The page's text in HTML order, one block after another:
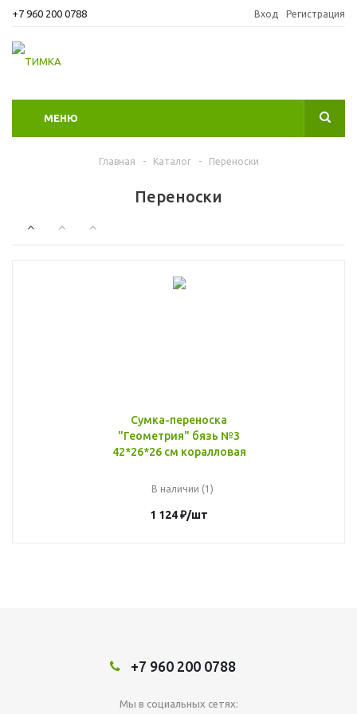
+7 960 200 0788 Вход Регистрация
МЕНЮ
Главная - Каталог - Переноски
Переноски
Сумка-переноска
"Геометрия" бязь №3
42*26*26 см коралловая
В наличии (1)
1 124₽/шт
+7 960 200 0788
Мы в социальных сетях: